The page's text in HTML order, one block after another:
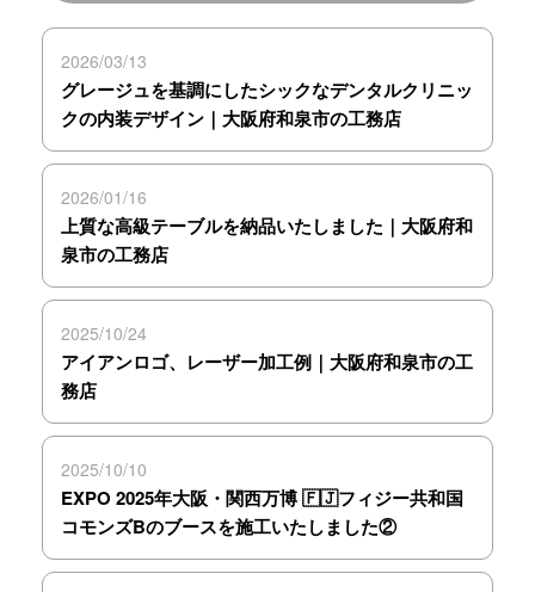
2026/03/13
グレージュを基調にしたシックなデンタルクリニッ
クの内装デザイン｜大阪府和泉市の工務店
2026/01/16
上質な高級テーブルを納品いたしました｜大阪府和
泉市の工務店
2025/10/24
アイアンロゴ、レーザー加工例｜大阪府和泉市の工
務店
2025/10/10
EXPO 2025年大阪・関西万博 🇫🇯フィジー共和国
コモンズBのブースを施工いたしました②